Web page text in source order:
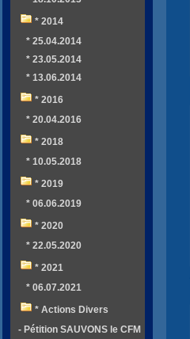
* 2014
* 25.04.2014
* 23.05.2014
* 13.06.2014
* 2016
* 20.04.2016
* 2018
* 10.05.2018
* 2019
* 06.06.2019
* 2020
* 22.05.2020
* 2021
* 06.07.2021
* Actions Divers
- Pétition SAUVONS le CFM